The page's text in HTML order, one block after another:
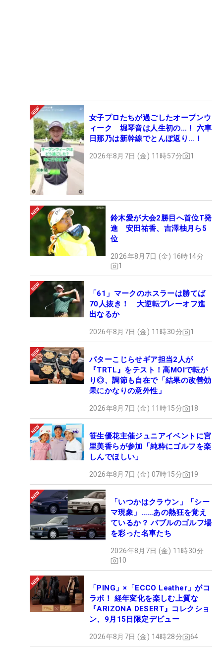
女子プロたちが過ごしたオープンウ
ィーク 堀琴音は人生初の…！ 六車
日那乃は新幹線でとんぼ返り…！
2026年8月7日 (金) 11時57分 1
鈴木愛が大会2勝目へ首位T発
進 安田祐香、吉澤柚月ら5
位
2026年8月7日 (金) 16時14分
1
「61」マークのホスラーは勝てば
70人抜き！ 大逆転プレーオフ進
出なるか
2026年8月7日 (金) 11時30分 1
パターこじらせギア担当2人が
『TRTL』をテスト！高MOIで転が
り◎、調節も自在で「結果の改善効
果にかなりの意外性」
2026年8月7日 (金) 11時15分 18
笹生優花主催ジュニアイベントに宮
里美香らが参加「純粋にゴルフを楽
しんでほしい」
2026年8月7日 (金) 07時15分 19
「いつかはクラウン」「シー
マ現象」……あの熱狂を覚え
ているか？ バブルのゴルフ場
を彩った名車たち
2026年8月7日 (金) 11時30分
10
「PING」×「ECCO Leather」がコ
ラボ！ 経年変化を楽しむ上質な
『ARIZONA DESERT』コレクショ
ン、9月15日限定デビュー
2026年8月7日 (金) 14時28分 64